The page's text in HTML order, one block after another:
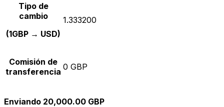
Tipo de
cambio
(1GBP → USD)
1.333200
Comisión de
transferencia 0 GBP
Enviando 20,000.00 GBP